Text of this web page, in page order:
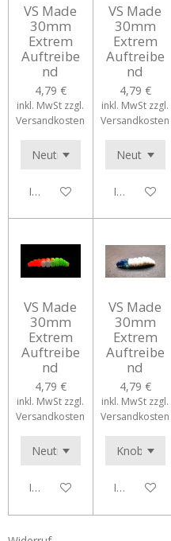
VS Made
30mm
Extrem
Auftreibe
nd
4,79 €
inkl. MwSt zzgl.
Versandkosten
In den Warenkorb
VS Made
30mm
Extrem
Auftreibe
nd
4,79 €
inkl. MwSt zzgl.
Versandkosten
In den
VS Made
30mm
Extrem
Auftreibe
nd
4,79 €
inkl. MwSt zzgl.
Versandkosten
In den Warenkorb
VS Made
30mm
Extrem
Auftreibe
nd
4,79 €
inkl. MwSt zzgl.
Versandkosten
In den